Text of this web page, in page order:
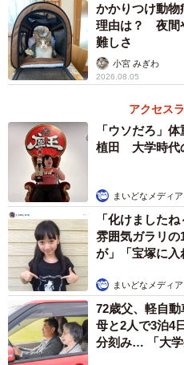
で3年保有という文献は読ん
かなり驚きました。
◇ ◇
「どうなってんのww 3年独
間ぶん精子を貯蔵できるのか
のか････？」
「サワガニがそうかは知りま
という器官を持ち、オスと一
貯めた精子を使って数年間何
ると聞きます。 こちらのカニ
はないでしょうか？」
「これがカニ界の受胎告知
聞きやすいナレーションで、
かかりつけ動
理由は？ 夜間
難しさ
小宮 みぎわ
2026.08.05
アクセス
「ウソだろ」
植田 大学時代
まいどなメディア
「化けました
雰囲気ガラリ
が」「宝塚に入
まいどなメディア
72歳父、軽自
母と2人で3泊4
分刻み… 「大学